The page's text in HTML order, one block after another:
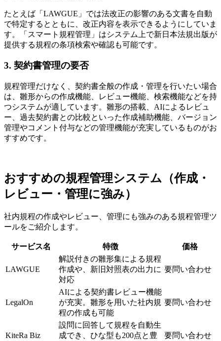
たとえば「LAWGUE」では法改正の影響のある文書を自動
で特定するとともに、改正内容を表示できるようにしていま
す。「スマート規程管理」はシステム上で新日本法規出版が
提供する規程の条項検索や確認も可能です。
3. 契約書管理の要否
規程管理だけなく、契約書全般の作成・管理を行いたい場合
は、雛形からの作成機能、レビュー機能、検索機能などを持
つシステムが適しています。雛形の搭載、AIによるレビュ
ー、過去契約書との比較といった作成補助機能、バージョン
管理やコメント付与などの管理機能が充実しているものがお
すすめです。
おすすめの規程管理システム（作成・
レビュー・管理に強み）
社内規程の作成やレビュー、管理にも強みのある規程管理ツ
ールをご紹介します。
サービス名 特徴 価格
LAWGUE
解説付きの雛形集による規程
作成や、新旧対照表の出力に
対応
要問い合わせ
LegalOn
AIによる契約書レビュー機能
が充実。雛形を用いた社内規
程の作成も可能
要問い合わせ
KiteRa Biz
設問に回答して規程を自動生
成でき、ひな型も200点と豊
要問い合わせ